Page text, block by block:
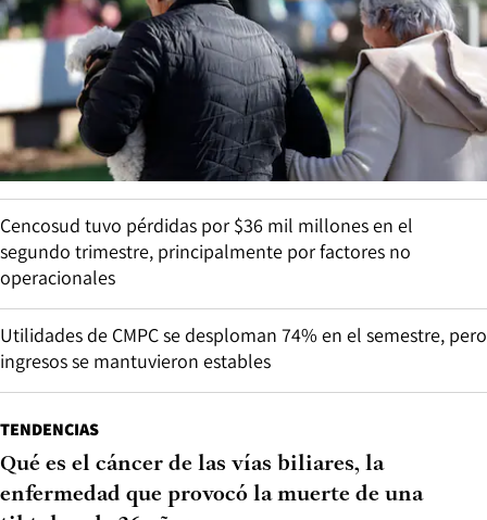
Cencosud tuvo pérdidas por $36 mil millones en el
segundo trimestre, principalmente por factores no
operacionales
Utilidades de CMPC se desploman 74% en el semestre, pero
ingresos se mantuvieron estables
TENDENCIAS
Qué es el cáncer de las vías biliares, la
enfermedad que provocó la muerte de una